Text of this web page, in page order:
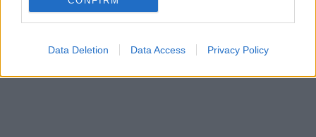
Data Deletion Data Access Privacy Policy